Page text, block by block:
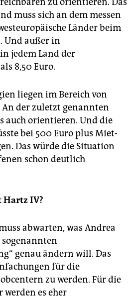
muss sich an dem messen
Länder beim
Und außer in
jedem Land der
8,50 Euro.
liegen im Bereich von
An der zuletzt genannten
auch orientieren. Und die
bei 500 Euro plus Miet-
Das würde die Situation
schon deutlich
Hartz IV?
abwarten, was Andrea
genau ändern will. Das
für die
zu werden. Für die
es eher